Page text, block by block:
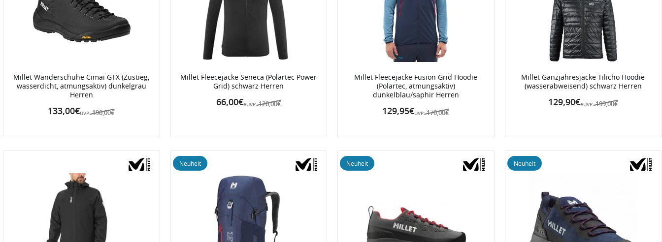
Millet Wanderschuhe Cimai GTX (Zustieg,
wasserdicht, atmungsaktiv) dunkelgrau
Herren
UVP: 190,00€
133,00€
Millet Fleecejacke Seneca (Polartec Power
Grid) schwarz Herren
eUVP: 120,00€
66,00€
Millet Fleecejacke Fusion Grid Hoodie
(Polartec, atmungsaktiv)
dunkelblau/saphir Herren
UVP: 170,00€
129,95€
Millet Ganzjahresjacke Tilicho Hoodie
(wasserabweisend) schwarz Herren
eUVP: 199,00€
129,90€
Neuheit Neuheit Neuheit